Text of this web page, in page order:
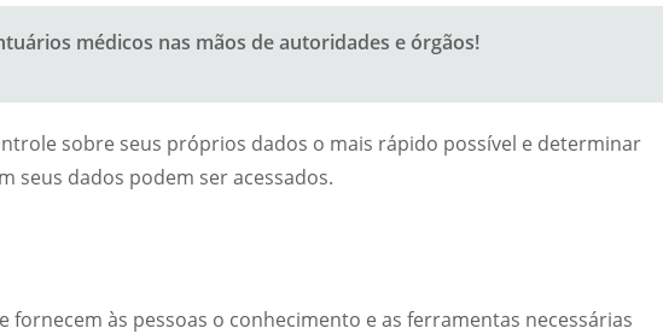
médicos nas mãos de autoridades e órgãos!
sobre seus próprios dados o mais rápido possível e determinar
seus dados podem ser acessados.
fornecem às pessoas o conhecimento e as ferramentas necessárias